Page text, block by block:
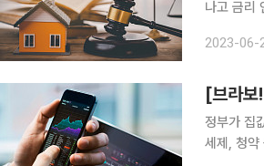
나고 금리
다. 정부,
2023-06-
[브라보
정부가 집
세제, 청약